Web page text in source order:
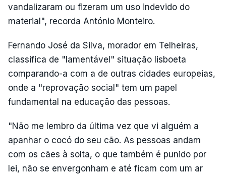
vandalizaram ou fizeram um uso indevido do
material", recorda António Monteiro.
Fernando José da Silva, morador em Telheiras,
classifica de "lamentável" situação lisboeta
comparando-a com a de outras cidades europeias,
onde a "reprovação social" tem um papel
fundamental na educação das pessoas.
"Não me lembro da última vez que vi alguém a
apanhar o cocó do seu cão. As pessoas andam
com os cães à solta, o que também é punido por
lei, não se envergonham e até ficam com um ar